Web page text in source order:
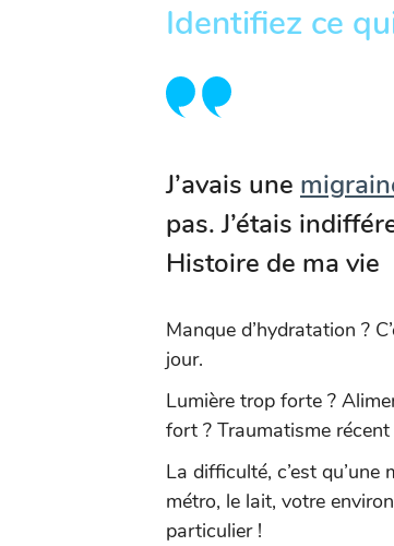
Identifiez ce
J’avais une
pas. J’étais
Histoire de ma vie
Manque d’hydratation ?
jour.
Lumière trop forte ?
fort ? Traumatisme
La difficulté, c’est
métro, le lait, votre
particulier !